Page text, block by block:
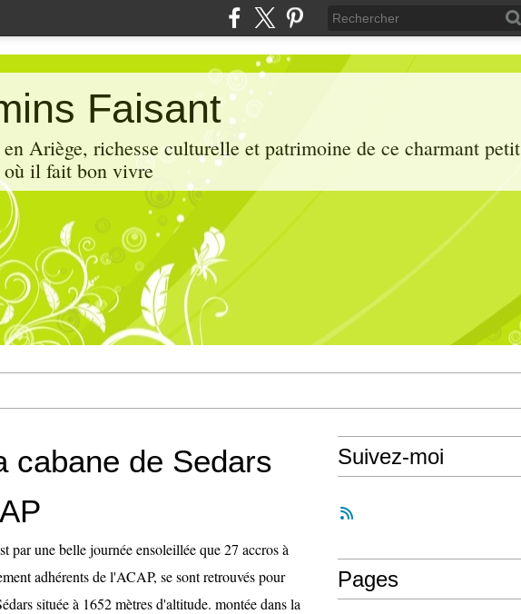
Faisant
Ariège, richesse culturelle et patrimoine de ce charmant petit
où il fait bon vivre
cabane de Sedars
par une belle journée ensoleillée que 27 accros à
adhérents de l'ACAP, se sont retrouvés pour
située à 1652 mètres d'altitude. montée dans la
Suivez-moi
Pages